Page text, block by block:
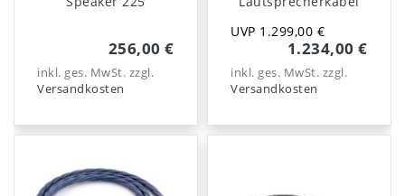
256,00 €
inkl. ges. MwSt. zzgl.
Versandkosten
UVP 1.299,00 €
1.234,00 €
inkl. ges. MwSt. zzgl.
Versandkosten